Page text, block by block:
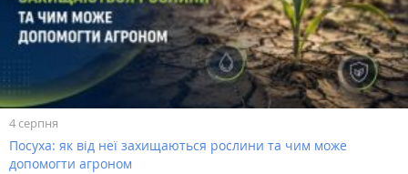
4 серпня
Посуха: як від неї захищаються рослини та чим може
допомогти агроном